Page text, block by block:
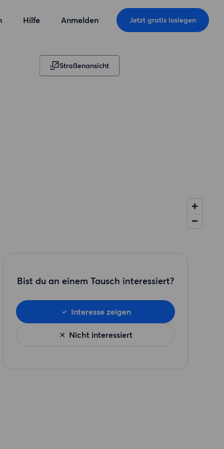
Hilfe Anmelden Jetzt gratis loslegen
Straßenansicht
Bist du an einem Tausch interessiert?
Nicht interessiert
Interesse zeigen